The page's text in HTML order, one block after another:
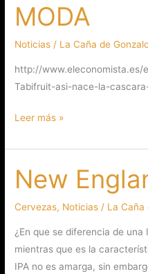
MODA
Noticias / La Caña de
http://
Tabifruit-asi-nace-la-
DE
MODA
Leer más »
New
Cervezas, Noticias / La Caña
¿En que se diferencia de una
mientras que es la
IPA no es amarga, sin
New
England
IPA